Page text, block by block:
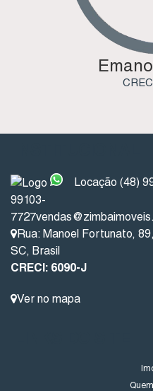
Locação (48)
99103-
7727
Rua: Manoel Fortunato, 89,
SC, Brasil
CRECI: 6090-J
Ver no mapa